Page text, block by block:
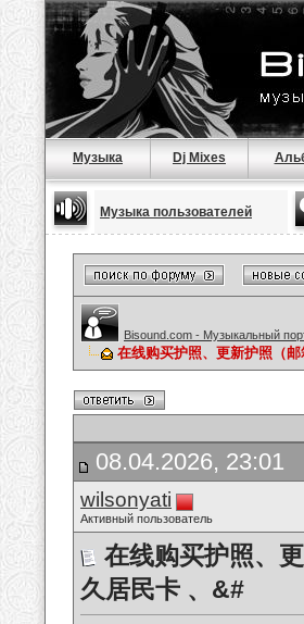
Музыка Dj Mixes
Музыка пользователей
Bisound.com - Музыкальный
在线购买护照、更新护照（
08.04.2026, 23:01
wilsonyati
Активный пользователь
在线购买护照、
久居民卡 、&#